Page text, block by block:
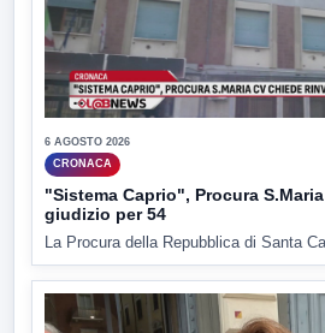
6 AGOSTO 2026
CRONACA
"Sistema Caprio", Procura
giudizio per 54
La Procura della Repubblica di Santa